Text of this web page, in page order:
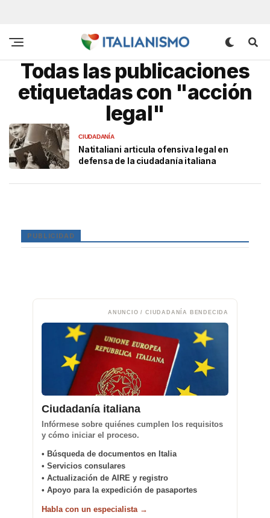
Todas las publicaciones
etiquetadas con "acción
legal"
CIUDADANÍA
Natitaliani articula ofensiva legal en
defensa de la ciudadanía italiana
PUBLICIDAD
ANUNCIO / CIUDADANÍA BENDECIDA
Ciudadanía italiana
Infórmese sobre quiénes cumplen los requisitos
y cómo iniciar el proceso.
• Búsqueda de documentos en Italia
• Servicios consulares
• Actualización de AIRE y registro
• Apoyo para la expedición de pasaportes
Habla con un especialista →